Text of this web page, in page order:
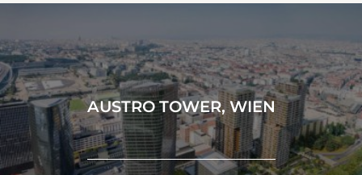
AUSTRO TOWER, WIEN